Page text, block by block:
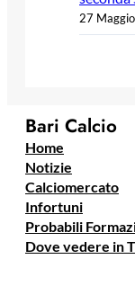
27
Bari Calcio
Home
Notizie
Calciomercato
Infortuni
Probabili
Dove vedere in